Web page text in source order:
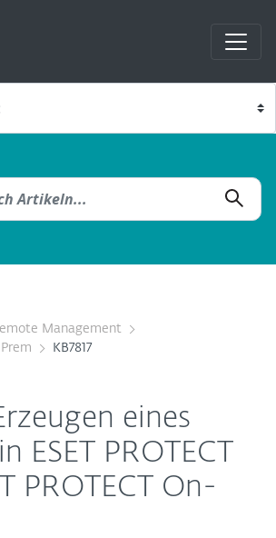
Management
KB7817
Erzeugen eines
ESET PROTECT
PROTECT On-